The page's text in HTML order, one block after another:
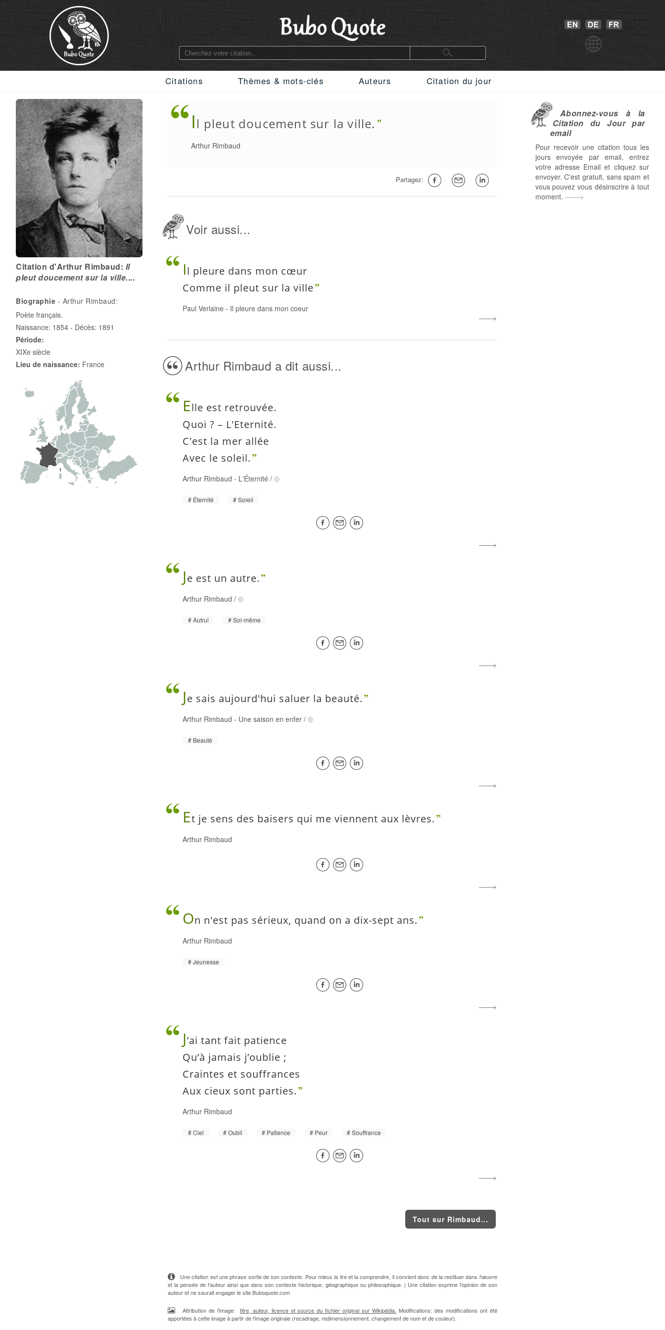
Citations Thèmes & mots-clés Auteurs Citation du jour
Citation d'Arthur Rimbaud: Il
pleut doucement sur la ville....
Biographie - Arthur Rimbaud:
Poète français.
Naissance: 1854 - Décès: 1891
Période:
XIXe siècle
Lieu de naissance: France
Il pleut doucement sur la ville.
Arthur Rimbaud
Partagez:
Voir aussi...
Il pleure dans mon cœur
Comme il pleut sur la ville
Paul Verlaine - Il pleure dans mon coeur
Arthur Rimbaud a dit aussi...
Elle est retrouvée.
Quoi ? – L'Eternité.
C'est la mer allée
Avec le soleil.
Arthur Rimbaud - L'Éternité /
Éternité Soleil
Je est un autre.
Arthur Rimbaud /
Autrui Soi-même
Je sais aujourd'hui saluer la beauté.
Arthur Rimbaud - Une saison en enfer /
Beauté
Et je sens des baisers qui me viennent aux lèvres.
Arthur Rimbaud
On n'est pas sérieux, quand on a dix-sept ans.
Arthur Rimbaud
Jeunesse
J’ai tant fait patience
Qu’à jamais j’oublie ;
Craintes et souffrances
Aux cieux sont parties.
Arthur Rimbaud
Ciel Oubli Patience Peur Souffrance
Tout sur Rimbaud...
Une citation est une phrase sortie de son contexte. Pour mieux la lire et la comprendre, il convient donc de la restituer dans l'œuvre
et la pensée de l'auteur ainsi que dans son contexte historique, géographique ou philosophique. | Une citation exprime l'opinion de son
auteur et ne saurait engager le site Buboquote.com
Attribution de l'image: titre, auteur, licence et source du fichier original sur Wikipédia. Modifications: des modifications ont été
apportées à cette image à partir de l'image originale (recadrage, redimensionnement, changement de nom et de couleur).
Abonnez-vous à la
Citation du Jour par
email
Pour recevoir une citation tous les
jours envoyée par email, entrez
votre adresse Email et cliquez sur
envoyer. C'est gratuit, sans spam et
vous pouvez vous désinscrire à tout
moment.